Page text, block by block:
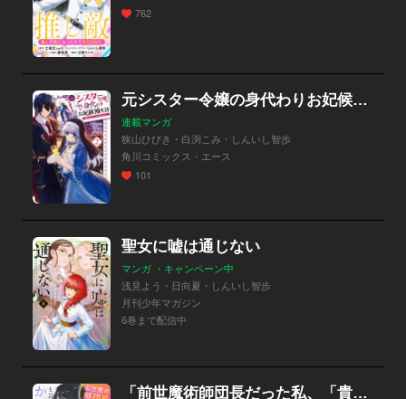
762
元シスター令嬢の身代わりお妃候補生活 ～神様に無礼な人はこの私が許しません～【分冊版】
連載マンガ
狭山ひびき・白渕こみ・しんいし智歩
角川コミックス・エース
101
聖女に嘘は通じない
マンガ ・キャンペーン中
浅見よう・日向夏・しんいし智歩
月刊少年マガジン
6巻まで配信中
「前世魔術師団長だった私、「貴女を愛することはない」と言った夫が、かつての部下【分冊版】（コミック）」シリーズ